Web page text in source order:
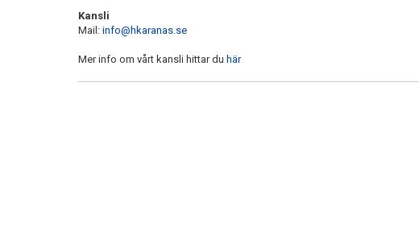
Kansli
Mail: info@hkaranas.se
Mer info om vårt kansli hittar du här